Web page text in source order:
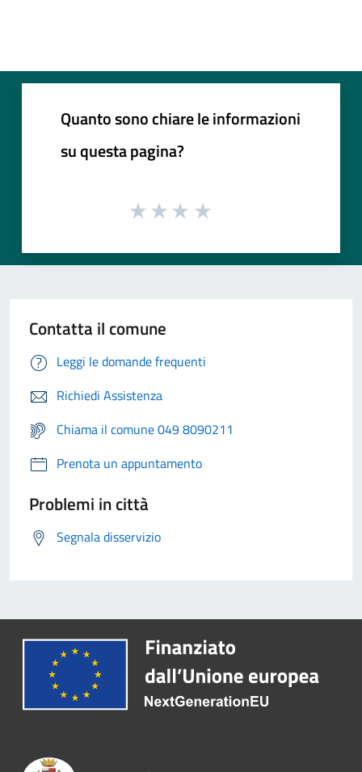
Quanto sono chiare le informazioni
su questa pagina?
Contatta il comune
Leggi le domande frequenti
Richiedi Assistenza
Chiama il comune 049 8090211
Prenota un appuntamento
Problemi in città
Segnala disservizio